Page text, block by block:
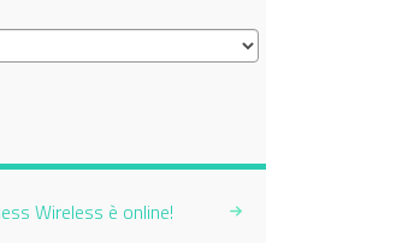
Wireless è online!